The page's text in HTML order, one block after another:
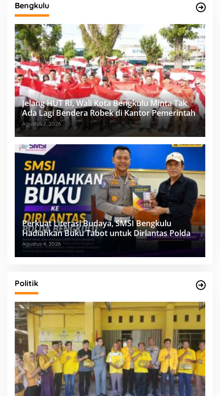
Bengkulu
Jelang HUT RI, Wali Kota Bengkulu Minta Tak
Ada Lagi Bendera Robek di Kantor Pemerintah
Agustus 7, 2026
Perkuat Literasi Budaya, SMSI Bengkulu
Hadiahkan Buku Tabot untuk Dirlantas Polda
Agustus 4, 2026
Politik